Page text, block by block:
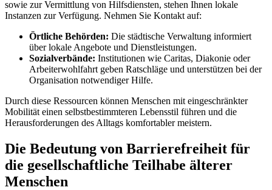
sowie zur Vermittlung von Hilfsdiensten, stehen Ihnen lokale
Instanzen zur Verfügung. Nehmen Sie Kontakt auf:
Örtliche Behörden: Die städtische Verwaltung informiert
über lokale Angebote und Dienstleistungen.
Sozialverbände: Institutionen wie Caritas, Diakonie oder
Arbeiterwohlfahrt geben Ratschläge und unterstützen bei der
Organisation notwendiger Hilfe.
Durch diese Ressourcen können Menschen mit eingeschränkter
Mobilität einen selbstbestimmteren Lebensstil führen und die
Herausforderungen des Alltags komfortabler meistern.
Die Bedeutung von Barrierefreiheit für
die gesellschaftliche Teilhabe älterer
Menschen